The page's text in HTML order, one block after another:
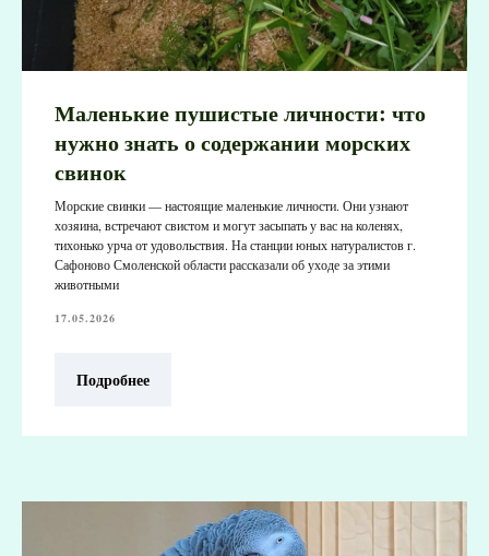
Маленькие пушистые личности: что
нужно знать о содержании морских
свинок
Морские свинки — настоящие маленькие личности. Они узнают
хозяина, встречают свистом и могут засыпать у вас на коленях,
тихонько урча от удовольствия. На станции юных натуралистов г.
Сафоново Смоленской области рассказали об уходе за этими
животными
17.05.2026
Подробнее